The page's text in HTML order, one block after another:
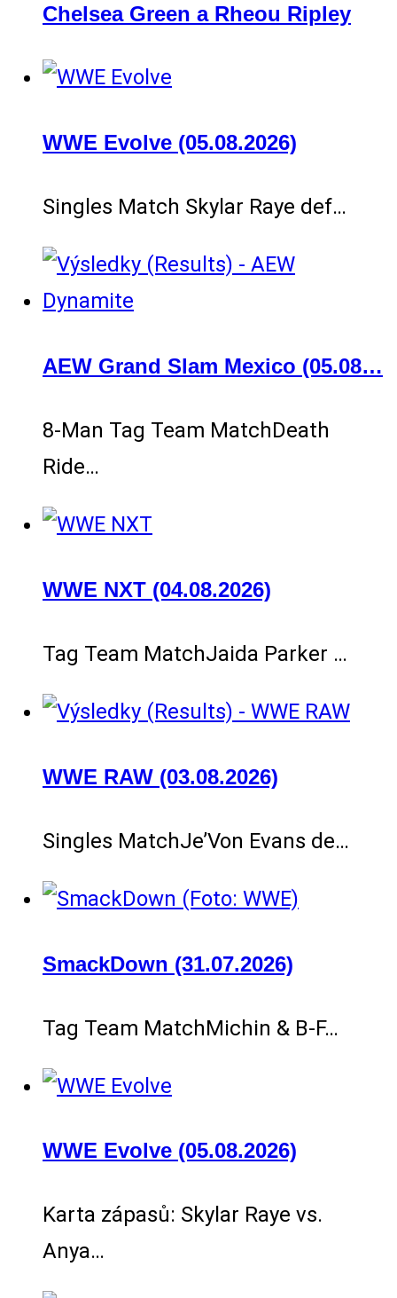
Chelsea Green a Rheou Ripley
WWE Evolve (05.08.2026)
Singles Match Skylar Raye def…
AEW Grand Slam Mexico (05.08…
8-Man Tag Team MatchDeath
Ride…
WWE NXT (04.08.2026)
Tag Team MatchJaida Parker …
WWE RAW (03.08.2026)
Singles MatchJe’Von Evans de…
SmackDown (31.07.2026)
Tag Team MatchMichin & B-F…
WWE Evolve (05.08.2026)
Karta zápasů: Skylar Raye vs.
Anya…